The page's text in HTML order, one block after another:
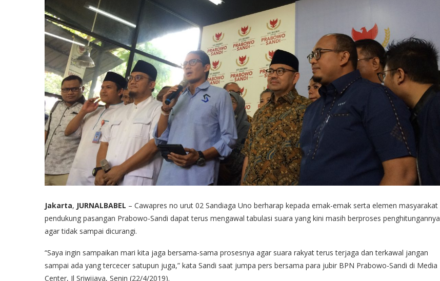
Jakarta, JURNALBABEL – Cawapres no urut 02 Sandiaga Uno berharap kepada emak-emak serta elemen masyarakat
pendukung pasangan Prabowo-Sandi dapat terus mengawal tabulasi suara yang kini masih berproses penghitungannya
agar tidak sampai dicurangi.
“Saya ingin sampaikan mari kita jaga bersama-sama prosesnya agar suara rakyat terus terjaga dan terkawal jangan
sampai ada yang tercecer satupun juga,” kata Sandi saat jumpa pers bersama para jubir BPN Prabowo-Sandi di Media
Center, Jl Sriwijaya, Senin (22/4/2019).